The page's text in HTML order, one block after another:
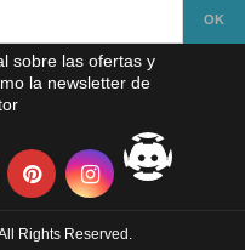
sobre las ofertas y
la newsletter de
Rights Reserved.